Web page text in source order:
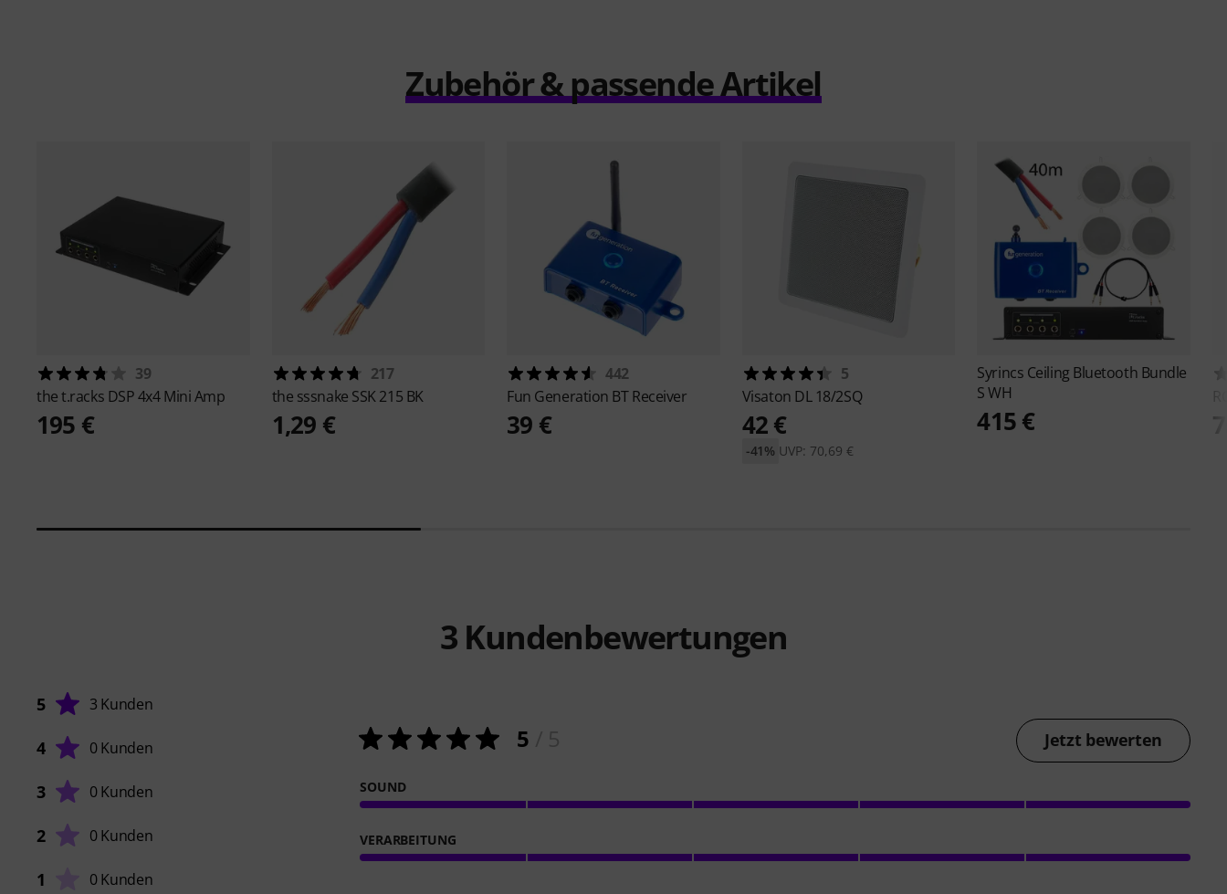
Zubehör & passende Artikel
39
the t.racks DSP 4x4 Mini Amp
195 €
217
the sssnake SSK 215 BK
1,29 €
442
Fun Generation BT Receiver
39 €
5
Visaton DL 18/2SQ
42 €
UVP: 70,69 €
-41%
Syrincs Ceiling Bluetooth Bundle
S WH
415 €
3 Kundenbewertungen
5 3 Kunden
4 0 Kunden
3 0 Kunden
2 0 Kunden
1 0 Kunden
5 Jetzt bewerten
SOUND
VERARBEITUNG